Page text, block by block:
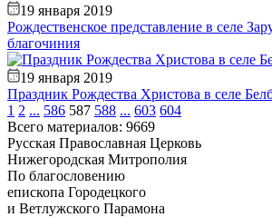
19 января 2019
Рождественское представление в селе
благочиния
19 января 2019
Праздник Рождества Христова в селе
1 2 ... 586 587 588 ... 603 604
Всего материалов: 9669
Русская Православная Церковь
Нижегородская Митрополия
По благословению
епископа Городецкого
и Ветлужского Парамона